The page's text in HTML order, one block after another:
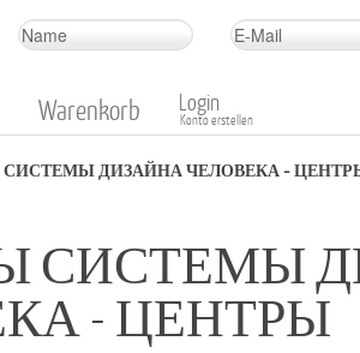
Warenkorb Login
Konto erstellen
ДИЗАЙНА ЧЕЛОВЕКА -
СИСТЕМЫ
- ЦЕНТРЫ